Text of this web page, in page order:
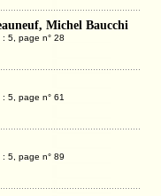
Michel Baucchi
: 5, page n° 28
: 5, page n° 61
: 5, page n° 89